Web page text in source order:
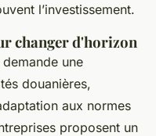
l’investissement.
changer d'horizon
demande une
douanières,
aux normes
proposent un